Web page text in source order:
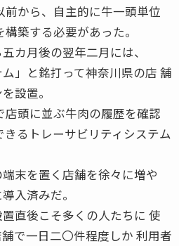
から、自主的に牛一頭単位
築する必要があった。
カ月後の翌年二月には、
ム」と銘打って神奈川県の店 舗
設置。
頭に並ぶ牛肉の履歴を確認
きるトレーサビリティシステム
末を置く店舗を徐々に増や
入済みだ。
直後こそ多くの人たちに 使
で一日二〇件程度しか 利用者